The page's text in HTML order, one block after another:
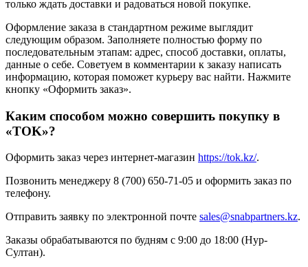
только ждать доставки и радоваться новой покупке.
Оформление заказа в стандартном режиме выглядит
следующим образом. Заполняете полностью форму по
последовательным этапам: адрес, способ доставки, оплаты,
данные о себе. Советуем в комментарии к заказу написать
информацию, которая поможет курьеру вас найти. Нажмите
кнопку «Оформить заказ».
Каким способом можно совершить покупку в
«TOK»?
Оформить заказ через интернет-магазин https://tok.kz/.
Позвонить менеджеру 8 (700) 650-71-05 и оформить заказ по
телефону.
Отправить заявку по электронной почте sales@snabpartners.kz.
Заказы обрабатываются по будням с 9:00 до 18:00 (Нур-
Султан).